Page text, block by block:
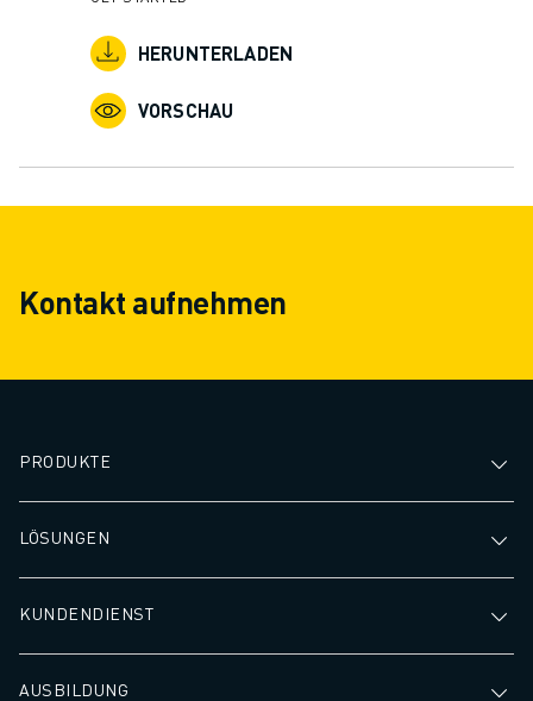
HERUNTERLADEN
VORSCHAU
Kontakt aufnehmen
PRODUKTE
LÖSUNGEN
KUNDENDIENST
AUSBILDUNG